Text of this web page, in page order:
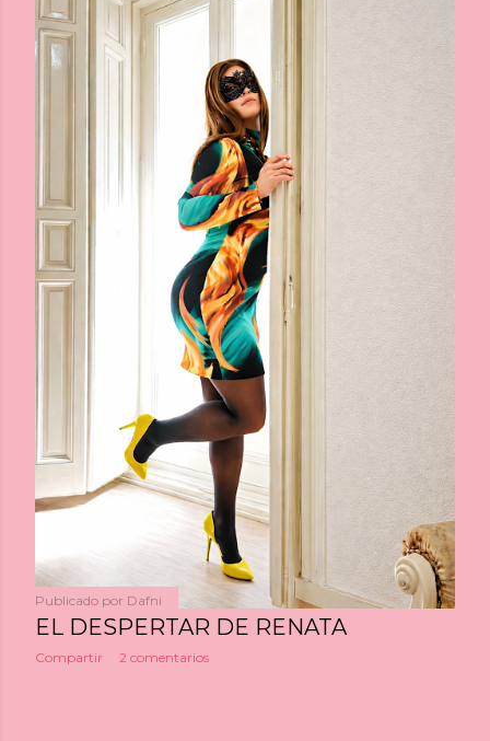
Publicado por Dafni
EL DESPERTAR DE RENATA
Compartir 2 comentarios